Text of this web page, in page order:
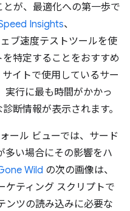
が、最適化への第一歩で
Insights、
ブ速度テストツールを使
特定することをおすすめ
イトで使用しているサー
実行に最も時間がかかっ
断情報が表示されます。
ール ビューでは、サード
多い場合にその影響をハ
Wild の次の画像は、
ケティング スクリプトで
ンツの読み込みに必要な